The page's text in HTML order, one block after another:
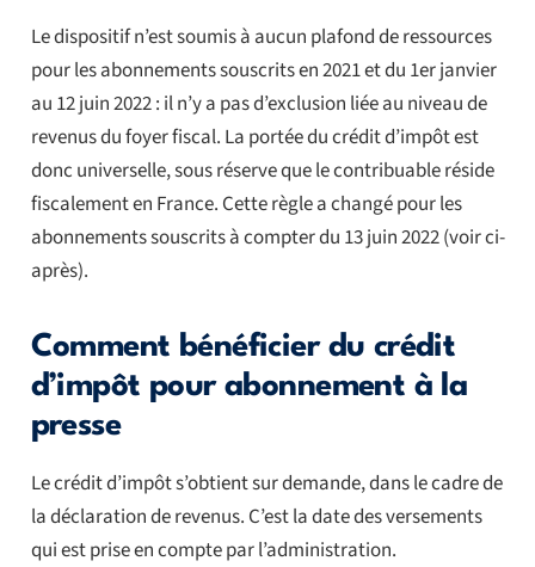
Le dispositif n’est soumis à aucun plafond de ressources
pour les abonnements souscrits en 2021 et du 1er janvier
au 12 juin 2022 : il n’y a pas d’exclusion liée au niveau de
revenus du foyer fiscal. La portée du crédit d’impôt est
donc universelle, sous réserve que le contribuable réside
fiscalement en France. Cette règle a changé pour les
abonnements souscrits à compter du 13 juin 2022 (voir ci-
après).
Comment bénéficier du crédit
d’impôt pour abonnement à la
presse
Le crédit d’impôt s’obtient sur demande, dans le cadre de
la déclaration de revenus. C’est la date des versements
qui est prise en compte par l’administration.